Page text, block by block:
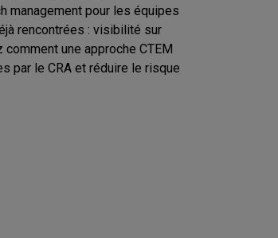
management pour les équipes
rencontrées : visibilité sur
une approche CTEM
par le CRA et réduire le risque